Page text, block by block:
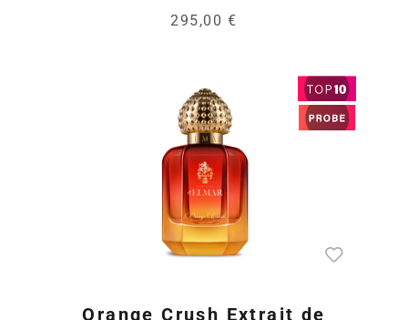
295,00 €
Orange Crush Extrait de